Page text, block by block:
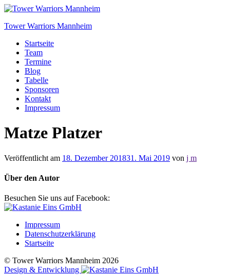
Tower Warriors Mannheim
Startseite
Team
Termine
Blog
Tabelle
Sponsoren
Kontakt
Impressum
Matze Platzer
Veröffentlicht am 18. Dezember 201831. Mai 2019 von j m
Über den Autor
Besuchen Sie uns auf Facebook:
Impressum
Datenschutzerklärung
Startseite
© Tower Warriors Mannheim 2026
Design & Entwicklung